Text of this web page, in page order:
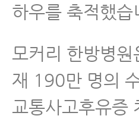
하우를 축적했습
모커리 한방병
재 190만 명의
교통사고후유증